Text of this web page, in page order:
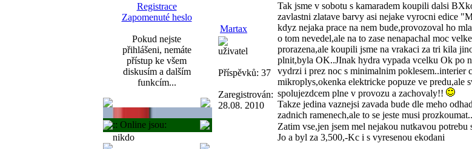
Registrace
Zapomenuté heslo
Pokud nejste
přihlášeni, nemáte
přístup ke všem
diskusím a dalším
funkcím...
:: Online jsou:
nikdo
Martax
uživatel
Příspěvků: 37
Zaregistrován:
28.08. 2010
Tak jsme v sobotu s kamaradem koupili dalsi
zavlastni zlatave barvy asi nejake vyrocni edice
kdyz nejaka prace na nem bude,provozoval ho
o tom nevedel,ale na to zase nenapachal moc
prorazena,ale koupili jsme na vrakaci za tri kila
plnit,byla OK..JInak hydra vypada vcelku Ok po
vydrzi i prez noc s minimalnim poklesem..interier
mikroplys,okenka elektricke popuze ve predu,ale
spolujezdcem plne v provozu a zachovaly!!
Takze jedina vaznejsi zavada bude dle meho
zadnich ramenech,ale to se jeste musi
Zatim vse,jen jsem mel nejakou nutkavou potrebu
Jo a byl za 3,500,-Kc i s vyresenou ekodani